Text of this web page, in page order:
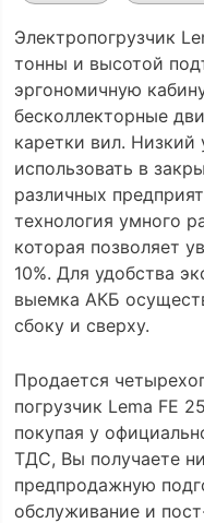
Электропогрузчик
тонны и высотой
эргономичную
бесколлекторные
каретки вил. Низкий
использовать в
различных
технология умного
которая позволяет
10%. Для удобства
выемка АКБ
сбоку и сверху.
Продается
погрузчик Lema FE
покупая у
ТДС, Вы получаете
предпродажную
обслуживание и